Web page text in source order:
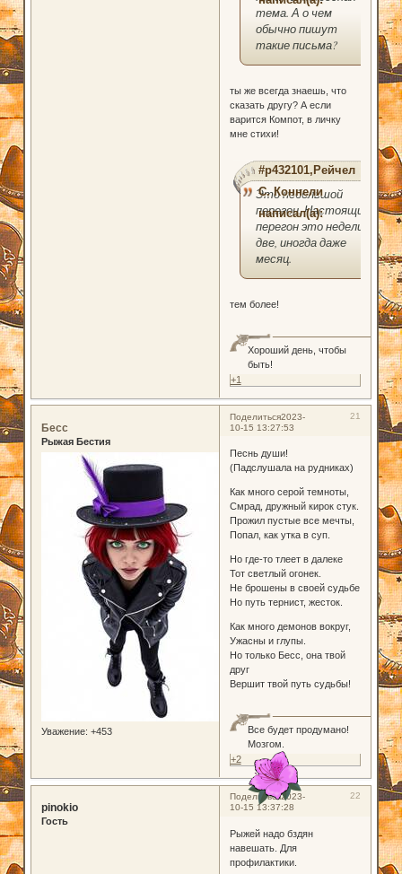
тема. А о чем
обычно пишут
такие письма?
ты же всегда знаешь, что
сказать другу? А если
варится Компот, в личку
мне стихи!
#p432101,Рейчел
С. Коннели
написал(а):
Это небольшой
перегон. Настоящий
перегон это недели
две, иногда даже
месяц.
тем более!
Хороший день, чтобы
быть!
+1
Поделиться 21
2023-
10-15 13:27:53
Бесс
Рыжая Бестия
Уважение: +453
Песнь души!
(Падслушала на рудниках)
Как много серой темноты,
Смрад, дружный кирок стук.
Прожил пустые все мечты,
Попал, как утка в суп.
Но где-то тлеет в далеке
Тот светлый огонек.
Не брошены в своей судьбе
Но путь тернист, жесток.
Как много демонов вокруг,
Ужасны и глупы.
Но только Бесс, она твой
друг
Вершит твой путь судьбы!
Все будет продумано!
Мозгом.
+2
Поделиться 22
2023-
10-15 13:37:28
pinokio
Гость
Рыжей надо бздян
навешать. Для
профилактики.